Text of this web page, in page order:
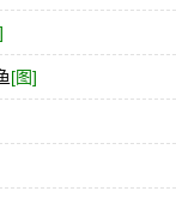
[图]